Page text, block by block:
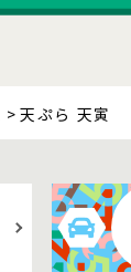
天ぷら 天寅